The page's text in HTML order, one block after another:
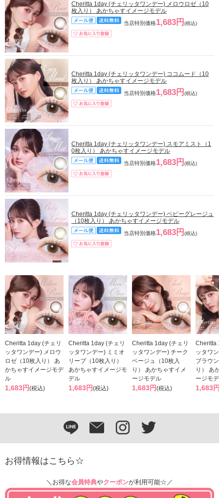
Cheritta 1day (チェリッタワンデー) メロウロゼ（10
枚入り） あかちゃすイメージモデル
当店特別価格1,683円 (税込)
Cheritta 1day (チェリッタワンデー) ココムード（10
枚入り） あかちゃすイメージモデル
当店特別価格1,683円 (税込)
Cheritta 1day (チェリッタワンデー) スモアミスト（1
0枚入り） あかちゃすイメージモデル
当店特別価格1,683円 (税込)
Cheritta 1day (チェリッタワンデー) ベビーグレージュ
（10枚入り） あかちゃすイメージモデル
当店特別価格1,683円 (税込)
Cheritta 1day (チェリ
ッタワンデー) メロウ
ロゼ（10枚入り） あ
かちゃすイメージモデ
ル
1,683円(税込)
Cheritta 1day (チェリ
ッタワンデー) ミミオ
リーブ（10枚入り）
あかちゃすイメージモ
デル
1,683円(税込)
Cheritta 1day (チェリ
ッタワンデー) チーク
ベージュ（10枚入
り） あかちゃすイメ
ージモデル
1,683円(税込)
Cheritta
ッタワ
ブラウ
り） あ
ージモ
1,683
お得情報はこちら☆
＼お得な会員特典やクーポンが利用可能☆／